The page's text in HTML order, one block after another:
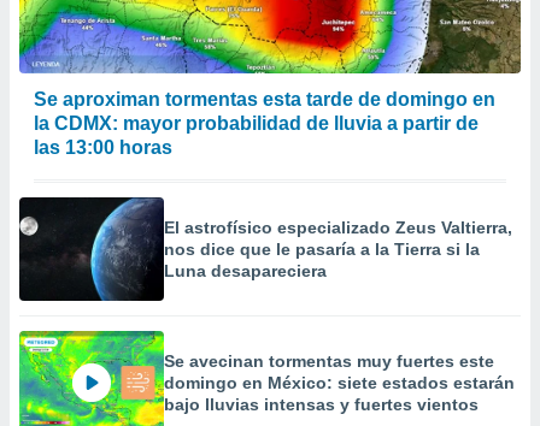
Se aproximan tormentas esta tarde de domingo en
la CDMX: mayor probabilidad de lluvia a partir de
las 13:00 horas
El astrofísico especializado Zeus Valtierra,
nos dice que le pasaría a la Tierra si la
Luna desapareciera
Se avecinan tormentas muy fuertes este
domingo en México: siete estados estarán
bajo lluvias intensas y fuertes vientos